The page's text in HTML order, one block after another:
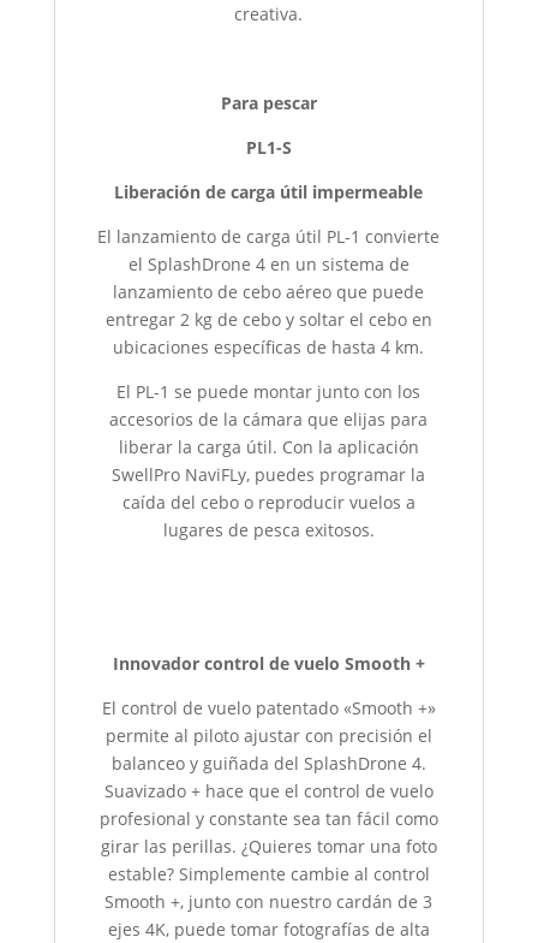
creativa.
Para pescar
PL1-S
Liberación de carga útil impermeable
El lanzamiento de carga útil PL-1 convierte
el SplashDrone 4 en un sistema de
lanzamiento de cebo aéreo que puede
entregar 2 kg de cebo y soltar el cebo en
ubicaciones específicas de hasta 4 km.
El PL-1 se puede montar junto con los
accesorios de la cámara que elijas para
liberar la carga útil. Con la aplicación
SwellPro NaviFLy, puedes programar la
caída del cebo o reproducir vuelos a
lugares de pesca exitosos.
Innovador control de vuelo Smooth +
El control de vuelo patentado «Smooth +»
permite al piloto ajustar con precisión el
balanceo y guiñada del SplashDrone 4.
Suavizado + hace que el control de vuelo
profesional y constante sea tan fácil como
girar las perillas. ¿Quieres tomar una foto
estable? Simplemente cambie al control
Smooth +, junto con nuestro cardán de 3
ejes 4K, puede tomar fotografías de alta